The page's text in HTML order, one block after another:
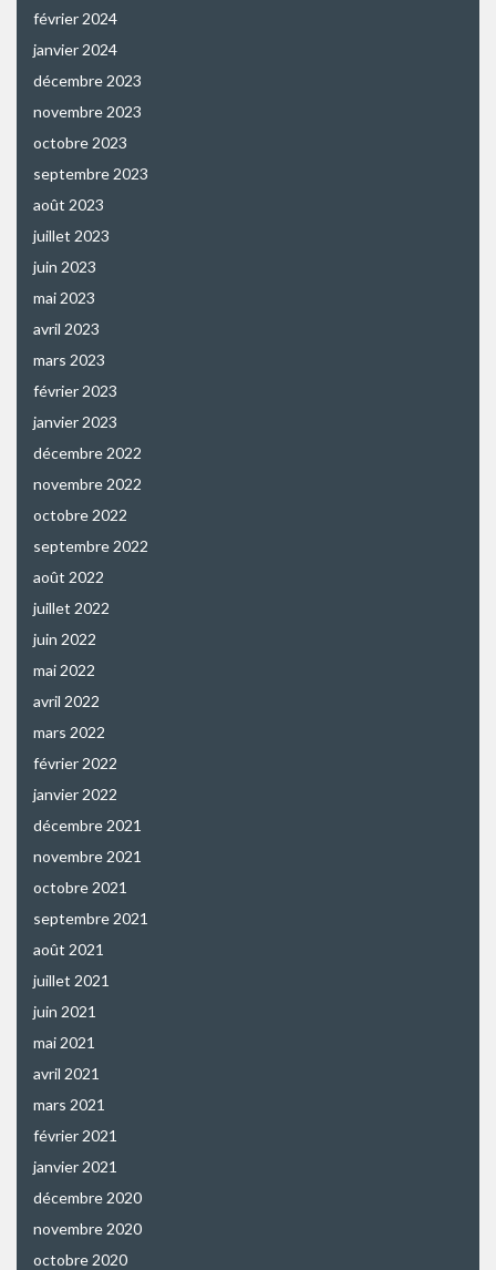
février 2024
janvier 2024
décembre 2023
novembre 2023
octobre 2023
septembre 2023
août 2023
juillet 2023
juin 2023
mai 2023
avril 2023
mars 2023
février 2023
janvier 2023
décembre 2022
novembre 2022
octobre 2022
septembre 2022
août 2022
juillet 2022
juin 2022
mai 2022
avril 2022
mars 2022
février 2022
janvier 2022
décembre 2021
novembre 2021
octobre 2021
septembre 2021
août 2021
juillet 2021
juin 2021
mai 2021
avril 2021
mars 2021
février 2021
janvier 2021
décembre 2020
novembre 2020
octobre 2020